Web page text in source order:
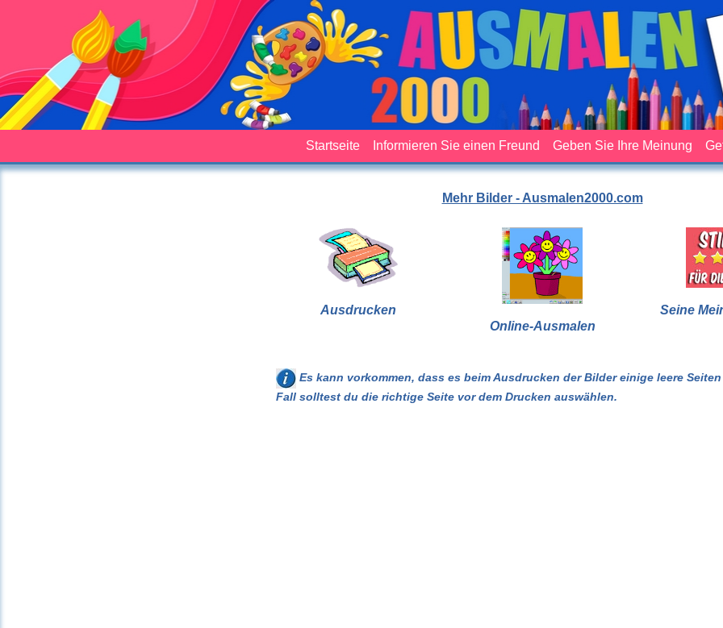
Startseite Informieren Sie einen Freund Geben Sie Ihre Meinung
Mehr Bilder - Ausmalen2000.com
Ausdrucken
Online-Ausmalen
Seine
Es kann vorkommen, dass es beim Ausdrucken der Bilder einige leere
Fall solltest du die richtige Seite vor dem Drucken auswählen.